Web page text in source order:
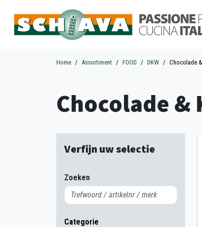
Home Assortiment FOOD DKW Chocolade
Chocolade &
Verfijn uw selectie
Zoeken
Categorie